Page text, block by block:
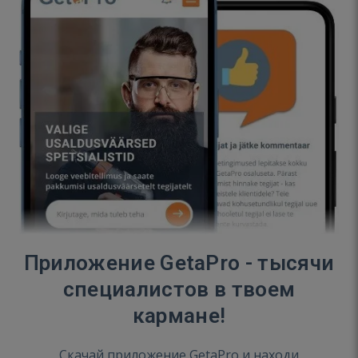
Приложение GetaPro - тысячи
специалистов в твоем
кармане!